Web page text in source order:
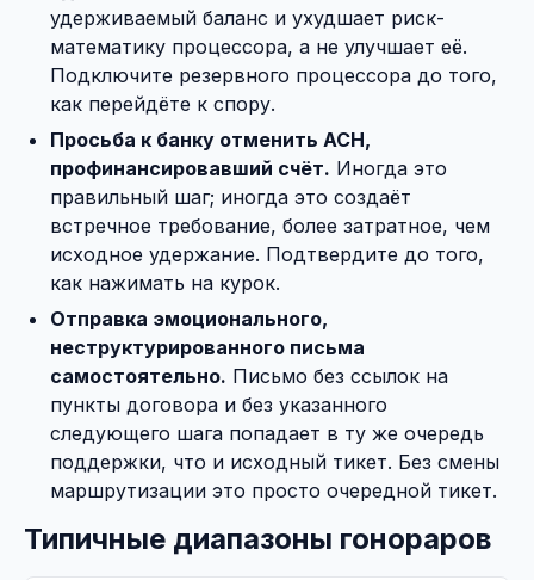
удерживаемый баланс и ухудшает риск-
математику процессора, а не улучшает её.
Подключите резервного процессора до того,
как перейдёте к спору.
Просьба к банку отменить ACH,
профинансировавший счёт. Иногда это
правильный шаг; иногда это создаёт
встречное требование, более затратное, чем
исходное удержание. Подтвердите до того,
как нажимать на курок.
Отправка эмоционального,
неструктурированного письма
самостоятельно. Письмо без ссылок на
пункты договора и без указанного
следующего шага попадает в ту же очередь
поддержки, что и исходный тикет. Без смены
маршрутизации это просто очередной тикет.
Типичные диапазоны гонораров